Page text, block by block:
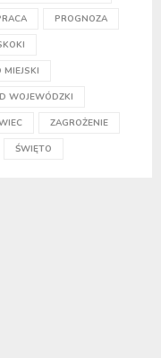
PROGNOZA
MIEJSKI
WOJEWÓDZKI
ZAGROŻENIE
ŚWIĘTO